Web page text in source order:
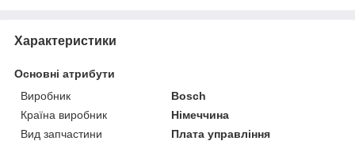
Характеристики
Основні атрибути
Виробник
Bosch
Країна виробник
Німеччина
Вид запчастини
Плата управління